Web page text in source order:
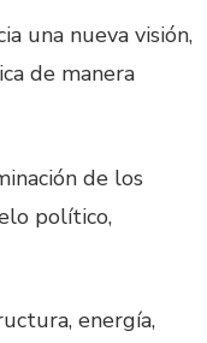
una nueva visión,
de manera
de los
político,
energía,